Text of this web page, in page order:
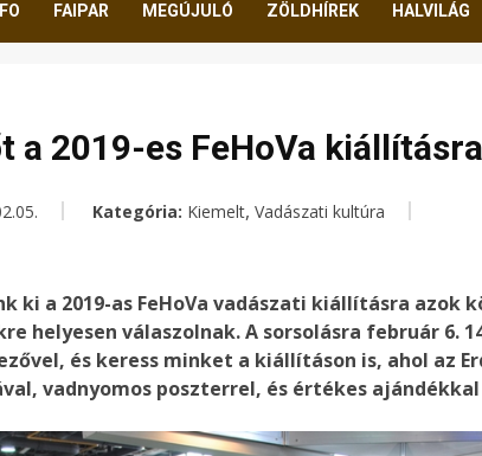
FAIPAR MEGÚJULÓ ZÖLDHÍREK HALVILÁG
a 2019-es FeHoVa
Kategória: Kiemelt, Vadászati kultúra
ki a 2019-as FeHoVa vadászati kiállításra azok
helyesen válaszolnak. A sorsolásra február 6.
és keress minket a kiállításon is, ahol az
vadnyomos poszterrel, és értékes